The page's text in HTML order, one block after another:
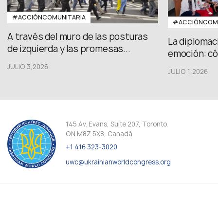
#ACCIÓNCOMUNITARIA
A través del muro de las posturas
de izquierda y las promesas...
JULIO 3,2026
La
emoción:
JULIO 1,2026
145 Av. Evans, Suite 207, Toronto,
ON M8Z 5X8, Canadá
+1 416 323-3020
uwc@ukrainianworldcongress.org